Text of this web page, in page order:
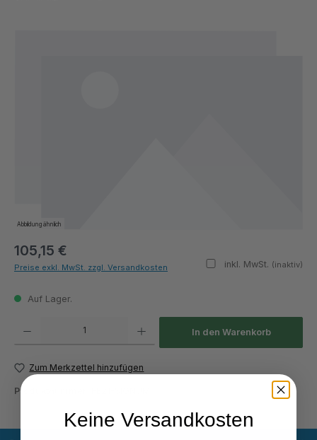
Abbildung ähnlich
105,15 €
inkl. MwSt. (inaktiv)
Preise exkl. MwSt. zzgl. Versandkosten
Auf Lager.
In den Warenkorb
Zum Merkzettel hinzufügen
Produktnummer:
Keine Versandkosten